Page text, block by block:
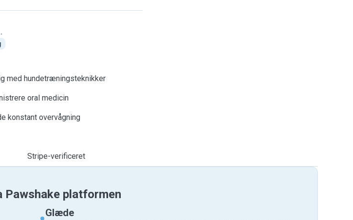
med hundetræningsteknikker
oral medicin
konstant overvågning
Stripe-verificeret
Pawshake platformen
Glæde